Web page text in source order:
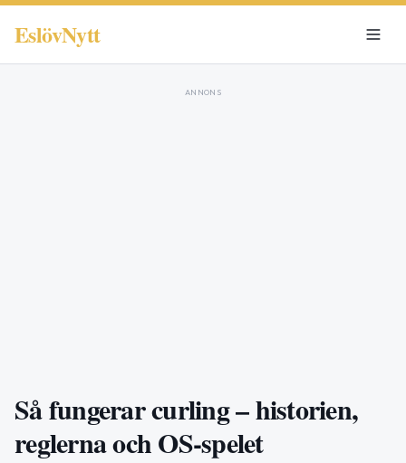
EslövNytt
ANNONS
Så fungerar curling – historien,
reglerna och OS-spelet